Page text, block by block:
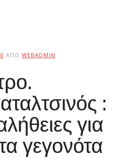
ΑΠΌ WEBADMIN
:
για
γεγονότα